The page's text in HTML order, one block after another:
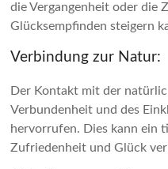
die Vergangenheit oder die
Glücksempfinden steigern
Verbindung zur Natur:
Der Kontakt mit der
Verbundenheit und des
hervorrufen. Dies kann ein
Zufriedenheit und Glück